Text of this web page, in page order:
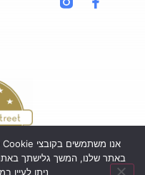
באתר שלנו, המשך גלישתך
ניתן לעיין